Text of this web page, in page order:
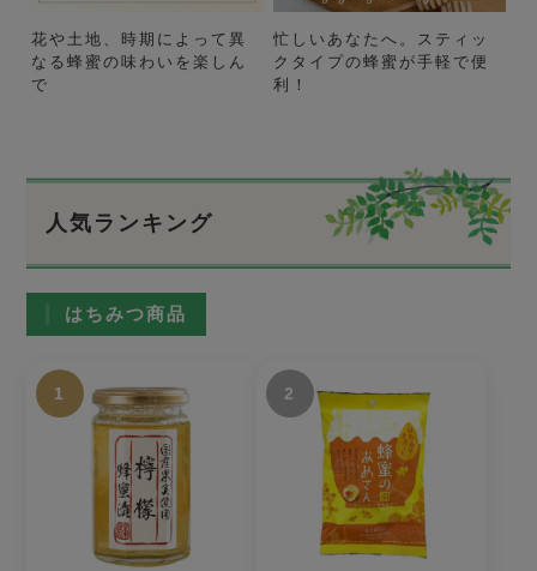
花や土地、時期によって異
なる蜂蜜の味わいを楽しん
で
忙しいあなたへ。スティッ
クタイプの蜂蜜が手軽で便
利！
人気ランキング
はちみつ商品
1 2